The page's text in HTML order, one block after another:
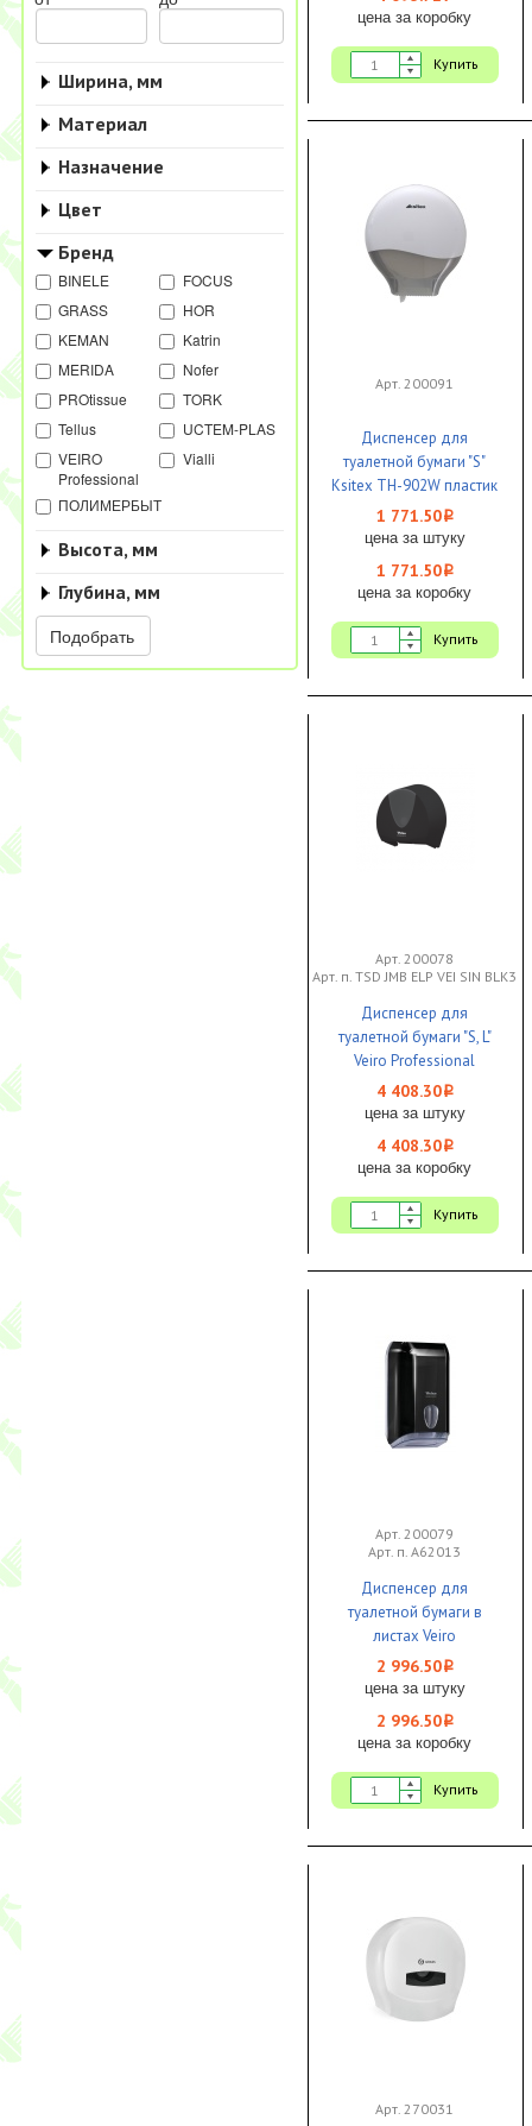
Ширина, мм
Материал
Назначение
Цвет
Бренд
BINELE
FOCUS
GRASS
HOR
KEMAN
Katrin
MERIDA
Nofer
PROtissue
TORK
Tellus
UCTEM-PLAS
VEIRO
Professional
Vialli
ПОЛИМЕРБЫТ
Высота, мм
Глубина, мм
Подобрать
цена за коробку
Купить
Арт. 200091
Диспенсер для
туалетной бумаги "S"
Ksitex TH-902W пластик
белый 1/18
1 771.50i
цена за штуку
1 771.50i
цена за коробку
Купить
Арт. 200078
Арт. п. TSD JMB ELP VEI SIN BLK3
Диспенсер для
туалетной бумаги "S, L"
Veiro Professional
JUMBO пластик черный
4 408.30i
цена за штуку
4 408.30i
цена за коробку
Купить
Арт. 200079
Арт. п. A62013
Диспенсер для
туалетной бумаги в
листах Veiro
Professional L-ONE
черный 1/1
2 996.50i
цена за штуку
2 996.50i
цена за коробку
Купить
Арт. 270031